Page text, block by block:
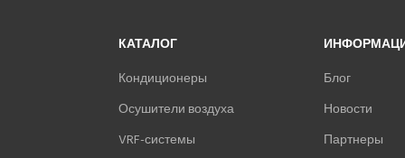
КАТАЛОГ
Кондиционеры
Осушители воздуха
VRF-системы
Блог
Новости
Партнеры